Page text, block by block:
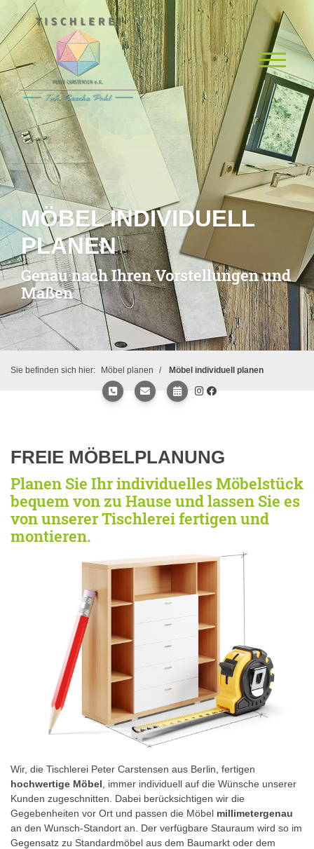
MÖBEL INDIVIDUELL
PLANEN
Genau nach Ihren Vorstellungen und
Maßen
Sie befinden sich hier: Möbel planen Möbel individuell planen
FREIE MÖBELPLANUNG
Planen Sie Ihr individuelles Möbelstück
bequem von zu Hause und lassen Sie es
von unserer Tischlerei fertigen und
montieren.
Wir, die Tischlerei Peter Carstensen aus Berlin, fertigen
hochwertige Möbel , immer individuell auf die Wünsche unserer
Kunden zugeschnitten. Dabei berücksichtigen wir die
Gegebenheiten vor Ort und passen die Möbel millimetergenau
an den Wunsch-Standort an. Der verfügbare Stauraum wird so im
Gegensatz zu Standardmöbel aus dem Baumarkt oder dem